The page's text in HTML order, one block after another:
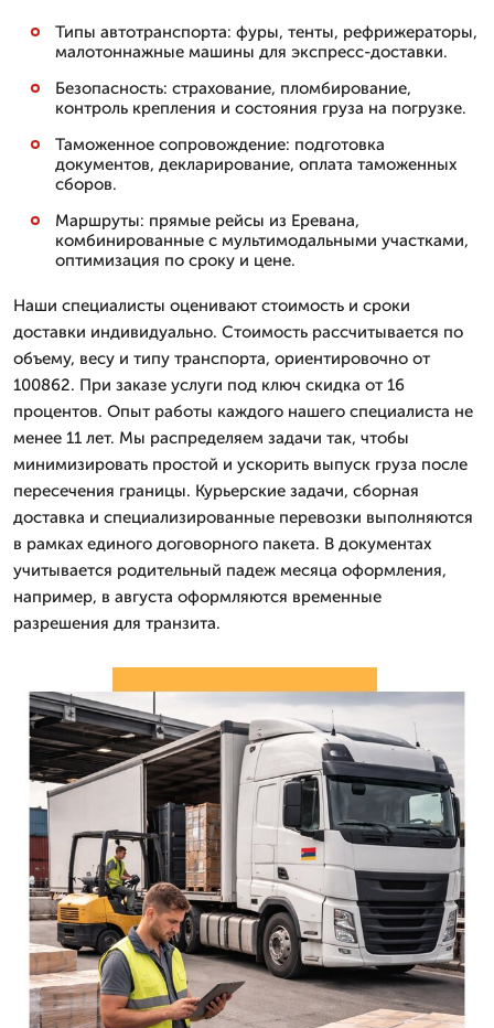
Типы автотранспорта: фуры, тенты, рефрижераторы,
малотоннажные машины для экспресс-доставки.
Безопасность: страхование, пломбирование,
контроль крепления и состояния груза на погрузке.
Таможенное сопровождение: подготовка
документов, декларирование, оплата таможенных
сборов.
Маршруты: прямые рейсы из Еревана,
комбинированные с мультимодальными участками,
оптимизация по сроку и цене.
Наши специалисты оценивают стоимость и сроки
доставки индивидуально. Стоимость рассчитывается по
объему, весу и типу транспорта, ориентировочно от
100862. При заказе услуги под ключ скидка от 16
процентов. Опыт работы каждого нашего специалиста не
менее 11 лет. Мы распределяем задачи так, чтобы
минимизировать простой и ускорить выпуск груза после
пересечения границы. Курьерские задачи, сборная
доставка и специализированные перевозки выполняются
в рамках единого договорного пакета. В документах
учитывается родительный падеж месяца оформления,
например, в августа оформляются временные
разрешения для транзита.